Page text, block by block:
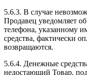
5.6.3. В случае
Продавец уведомляет
телефона, указанному
средства, фактически
возвращаются.
5.6.4. Денежные
недостающий Товар,